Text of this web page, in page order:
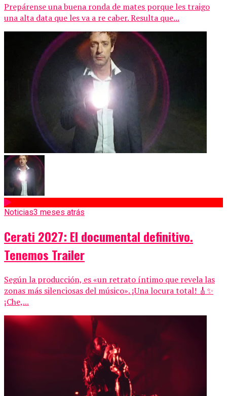
Prepárense una buena ronda de mates porque les traigo
una alta data que les va a re caber. Resulta que...
Noticias3 meses atrás
Cerati 2027: El documental definitivo.
Tenemos Trailer
Según la producción, es «un retrato íntimo que revela las
zonas más silenciosas del músico». ¡Una locura total! 🎸✨
¡Che,...